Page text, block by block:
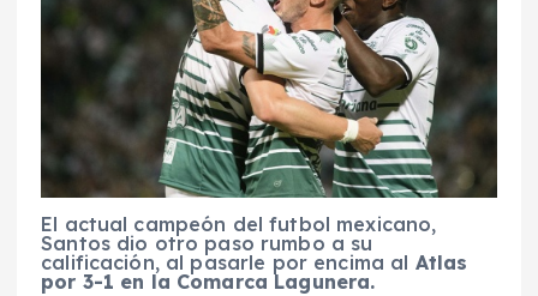
El actual campeón del futbol mexicano,
Santos dio otro paso rumbo a su
calificación, al pasarle por encima al Atlas
por 3-1 en la Comarca Lagunera.